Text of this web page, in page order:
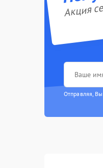
Отправляя,